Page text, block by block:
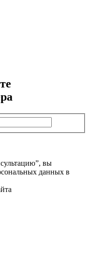
вы
данных в